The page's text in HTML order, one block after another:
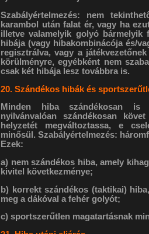
Szabályértelmezés: nem
karambol után falat ér, vagy ha
illetve valamelyik golyó
hibája (vagy hibakombinácója és/
regisztrálva, vagy a
körülményre, egyébként nem
csak két hibája lesz továbbra is.
20. Szándékos hibák és
Minden hiba szándékosan is
nyilvánvalóan szándékosan
helyzetét megváltoztassa, e
minősül. Szabályértelmezés:
Ezek:
a) nem szándékos hiba, amely
kivitel következménye;
b) korrekt szándékos (taktikai)
meg a dákóval a fehér golyót;
c) sportszerűtlen magatartásnak